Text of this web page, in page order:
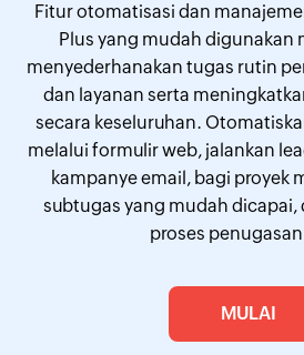
Fitur otomatisasi dan
Plus yang mudah digunakan
menyederhanakan tugas rutin
dan layanan serta
secara keseluruhan.
melalui formulir web, jalankan
kampanye email, bagi proyek
subtugas yang mudah dicapai,
proses
MULAI